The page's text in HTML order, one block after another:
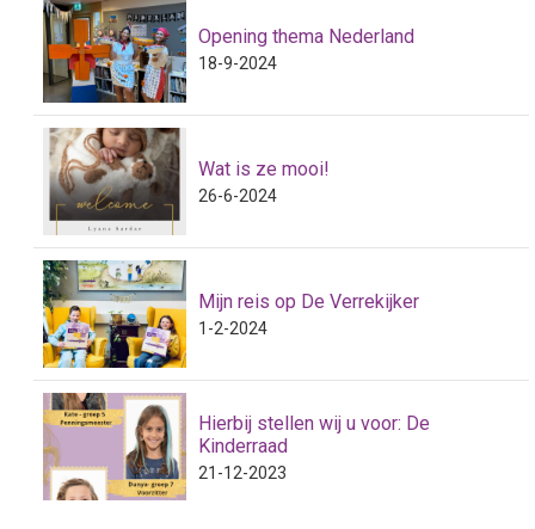
Opening thema Nederland
18-9-2024
Wat is ze mooi!
26-6-2024
Mijn reis op De Verrekijker
1-2-2024
Hierbij stellen wij u voor: De
Kinderraad
21-12-2023